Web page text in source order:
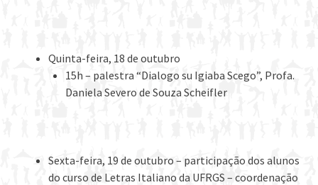
Quinta-feira, 18 de outubro
15h – palestra “Dialogo su Igiaba Scego”, Profa.
Daniela Severo de Souza Scheifler
Sexta-feira, 19 de outubro – participação dos alunos
do curso de Letras Italiano da UFRGS – coordenação